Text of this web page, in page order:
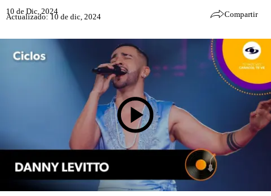
10 de Dic, 2024
Actualizado: 10 de dic, 2024 Compartir